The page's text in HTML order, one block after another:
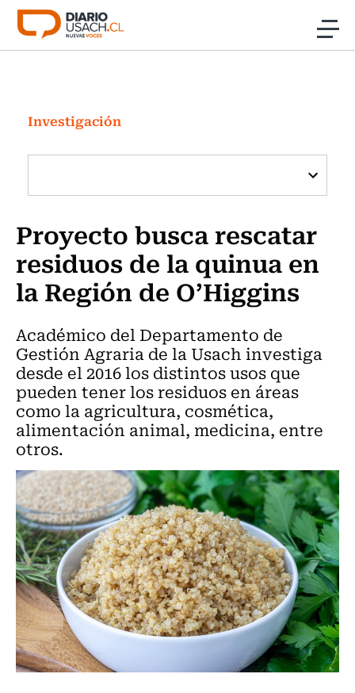
Click acá para ir directamente al contenido
Investigación
Cultura
Programas Radio y TV Usach
Investigación
Proyecto busca rescatar
residuos de la quinua en
la Región de O’Higgins
Académico del Departamento de
Gestión Agraria de la Usach investiga
desde el 2016 los distintos usos que
pueden tener los residuos en áreas
como la agricultura, cosmética,
alimentación animal, medicina, entre
otros.